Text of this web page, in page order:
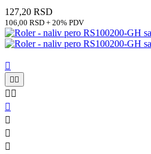
127,20 RSD
106,00 RSD + 20% PDV

 
 



